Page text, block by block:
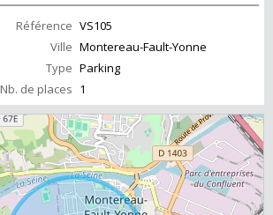
Référence VS105
Ville Montereau-Fault-Yonne
Type Parking
Nb. de places 1